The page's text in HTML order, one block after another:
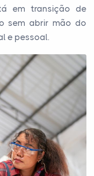
em transição de
sem abrir mão do
e pessoal.